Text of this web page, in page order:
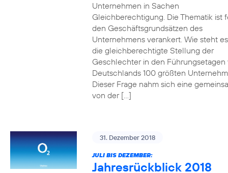
Unternehmen in Sachen
Gleichberechtigung. Die Thematik ist
den Geschäftsgrundsätzen des
Unternehmens verankert. Wie steht
die gleichberechtigte Stellung der
Geschlechter in den Führungsetagen
Deutschlands 100 größten
Dieser Frage nahm sich eine
von der […]
31. Dezember 2018
JULI BIS DEZEMBER:
Jahresrückblick 2018